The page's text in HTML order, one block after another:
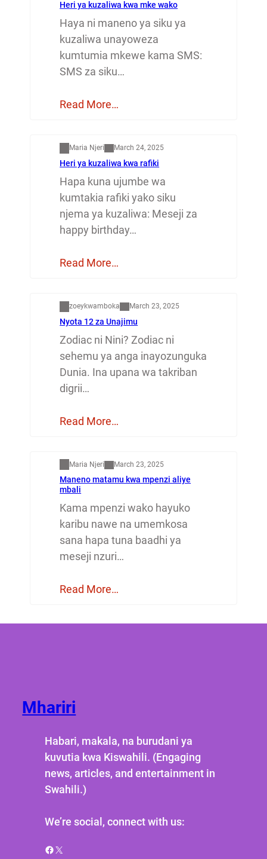
Heri ya kuzaliwa kwa mke wako
Haya ni maneno ya siku ya
kuzaliwa unayoweza
kumtumia mkewe kama SMS:
SMS za siku…
Read More…
Maria Njeri March 24, 2025
Heri ya kuzaliwa kwa rafiki
Hapa kuna ujumbe wa
kumtakia rafiki yako siku
njema ya kuzaliwa: Meseji za
happy birthday…
Read More…
zoeykwamboka March 23, 2025
Nyota 12 za Unajimu
Zodiac ni Nini? Zodiac ni
sehemu ya anga inayozunguka
Dunia. Ina upana wa takriban
digrii…
Read More…
Maria Njeri March 23, 2025
Maneno matamu kwa mpenzi aliye
mbali
Kama mpenzi wako hayuko
karibu nawe na umemkosa
sana hapa tuna baadhi ya
meseji nzuri…
Read More…
Mhariri
Habari, makala, na burudani ya
kuvutia kwa Kiswahili. (Engaging
news, articles, and entertainment in
Swahili.)
We’re social, connect with us:
Facebook X